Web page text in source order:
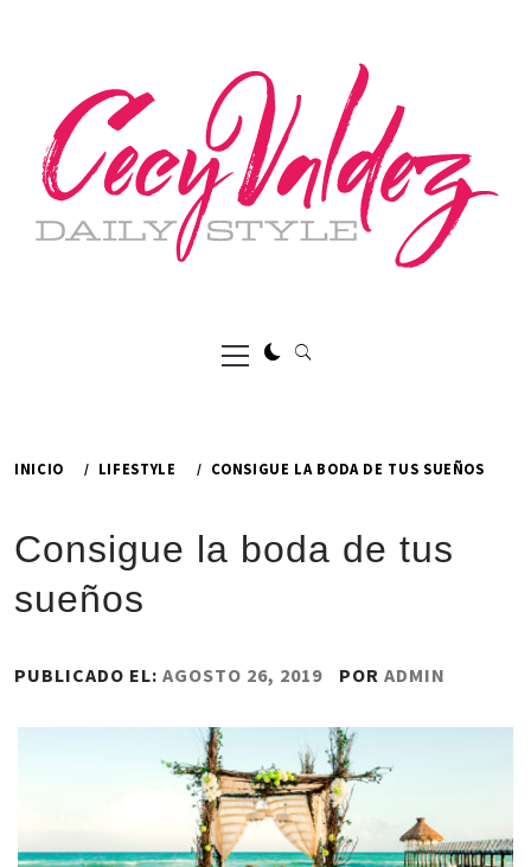
Menú
principal
INICIO LIFESTYLE CONSIGUE LA BODA DE TUS SUEÑOS
Consigue la boda de tus
sueños
PUBLICADO EL: AGOSTO 26, 2019 POR ADMIN